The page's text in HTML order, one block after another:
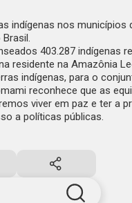
indígenas nos
403.287 indígenas
residente na Amazônia
indígenas, para o
reconhece que as
viver em paz e ter a
a políticas públicas.